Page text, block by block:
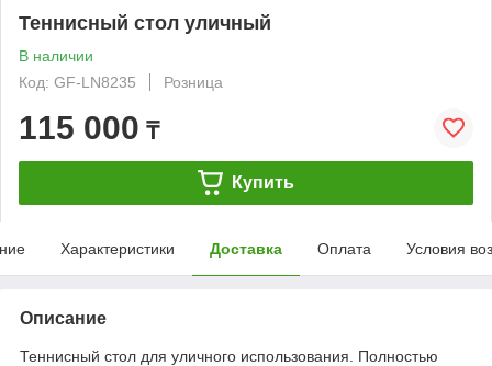
Теннисный стол уличный
В наличии
Код: GF-LN8235
Розница
115 000 ₸
Купить
Характеристики Доставка Оплата Условия
Описание
Теннисный стол для уличного использования. Полностью